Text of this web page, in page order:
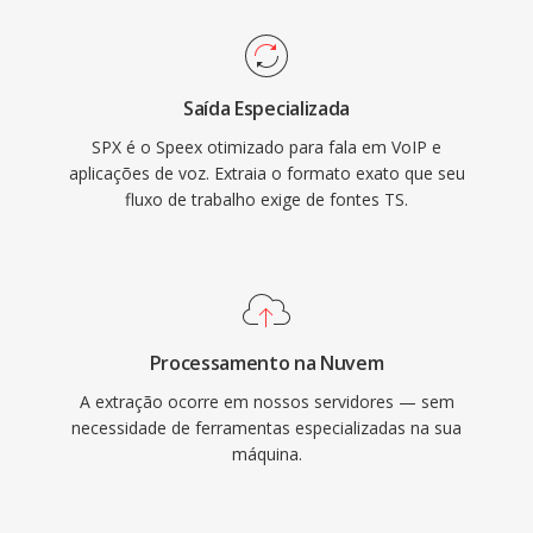
o TS igualmente adequado em cadeias de
transmissão ao vivo é fluxos de trabalho de
gravação baseados em arquivo.
supressao de ruido é controle automático de
ganho, recursos que codecs rivais
normalmente delegam a bibliotecas externas.
Embora seus criadores recomendem
oficialmente o Opus como sucessor desde
2012, o Speex permanece implantado em
decodificador leve ainda é valorizado.
Saída Especializada
SPX é o Speex otimizado para fala em VoIP e
aplicações de voz. Extraia o formato exato que seu
fluxo de trabalho exige de fontes TS.
Processamento na Nuvem
A extração ocorre em nossos servidores — sem
necessidade de ferramentas especializadas na sua
máquina.